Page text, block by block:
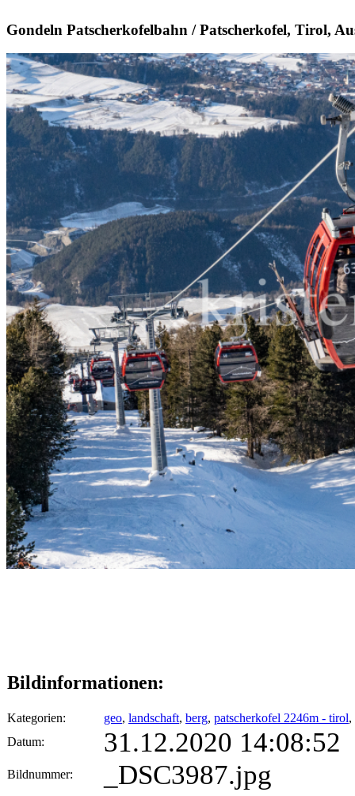
Gondeln Patscherkofelbahn / Patscherkofel, Tirol,
Bildinformationen:
Kategorien: geo, landschaft, berg, patscherkofel 2246m - tirol,
Datum:
31.12.2020 14:08:52
Bildnummer: _DSC3987.jpg